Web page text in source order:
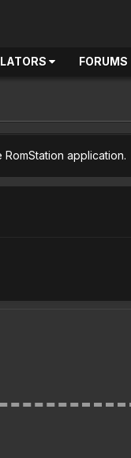
FORUMS
application.